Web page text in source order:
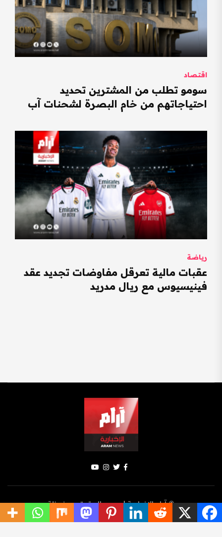
اقتصاد
سومو تطلب من المشترين تحديد
احتياجاتهم من خام البصرة لشحنات آب
رياضة
عقبات مالية تعرقل مفاوضات تجديد عقد
فينيسيوس مع ريال مدريد
© آرام الإخبارية | جميع الحقوق محفوظة
سياسة الخصوصيةالإخبارترينديكتواصل معنامن نحن؟